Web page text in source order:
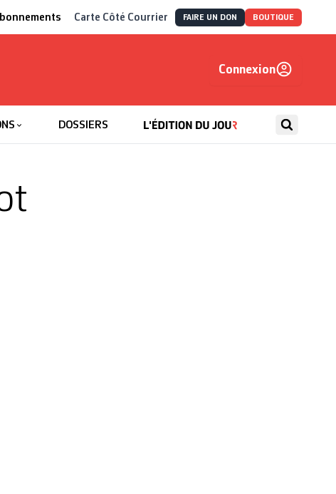
Carte Côté Courrier FAIRE UN DON BOUTIQUE
Connexion
DOSSIERS